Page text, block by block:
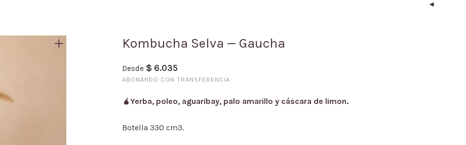
Kombucha Selva — Gaucha
Desde $ 6.035
ABONANDO CON TRANSFERENCIA
🧉Yerba, poleo, aguaribay, palo amarillo y cáscara de limon.
Botella 330 cm3.